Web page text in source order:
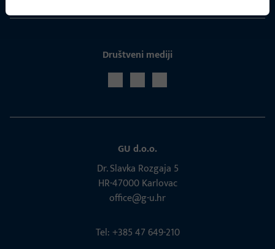
Društveni mediji
GU d.o.o.
Dr. Slavka Rozgaja 5
HR-47000 Karlovac
office@g-u.hr
Tel: +385 47 649-210